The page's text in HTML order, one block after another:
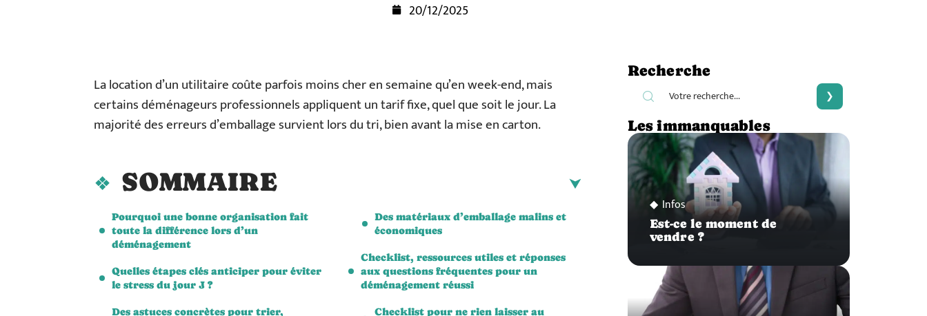
20/12/2025
La location d’un utilitaire coûte parfois moins cher en semaine qu’en week-end, mais
certains déménageurs professionnels appliquent un tarif fixe, quel que soit le jour. La
majorité des erreurs d’emballage survient lors du tri, bien avant la mise en carton.
SOMMAIRE
Pourquoi une bonne organisation fait
toute la différence lors d’un
déménagement
Quelles étapes clés anticiper pour éviter
le stress du jour J ?
Des astuces concrètes pour trier,
Des matériaux d’emballage malins et
économiques
Checklist, ressources utiles et réponses
aux questions fréquentes pour un
déménagement réussi
Checklist pour ne rien laisser au
Recherche
Les immanquables
Infos
Est-ce le moment de
vendre ?